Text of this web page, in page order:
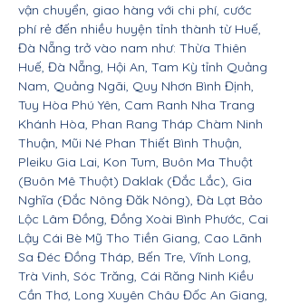
vận chuyển, giao hàng với chi phí, cước
phí rẻ đến nhiều huyện tỉnh thành từ Huế,
Đà Nẵng trở vào nam như: Thừa Thiên
Huế, Đà Nẵng, Hội An, Tam Kỳ tỉnh Quảng
Nam, Quảng Ngãi, Quy Nhơn Bình Định,
Tuy Hòa Phú Yên, Cam Ranh Nha Trang
Khánh Hòa, Phan Rang Tháp Chàm Ninh
Thuận, Mũi Né Phan Thiết Bình Thuận,
Pleiku Gia Lai, Kon Tum, Buôn Ma Thuột
(Buôn Mê Thuột) Daklak (Đắc Lắc), Gia
Nghĩa (Đắc Nông Đăk Nông), Đà Lạt Bảo
Lộc Lâm Đồng, Đồng Xoài Bình Phước, Cai
Lậy Cái Bè Mỹ Tho Tiền Giang, Cao Lãnh
Sa Đéc Đồng Tháp, Bến Tre, Vĩnh Long,
Trà Vinh, Sóc Trăng, Cái Răng Ninh Kiều
Cần Thơ, Long Xuyên Châu Đốc An Giang,